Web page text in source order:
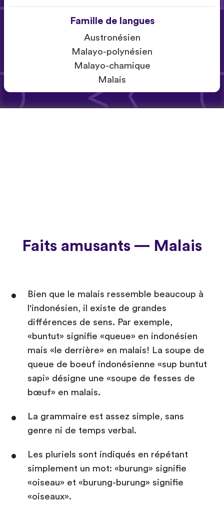
Famille de langues
Austronésien
Malayo-polynésien
Malayo-chamique
Malais
Faits amusants — Malais
Bien que le malais ressemble beaucoup à
l'indonésien, il existe de grandes
différences de sens. Par exemple,
«buntut» signifie «queue» en indonésien
mais «le derrière» en malais! La soupe de
queue de boeuf indonésienne «sup buntut
sapi» désigne une «soupe de fesses de
bœuf» en malais.
La grammaire est assez simple, sans
genre ni de temps verbal.
Les pluriels sont indiqués en répétant
simplement un mot: «burung» signifie
«oiseau» et «burung-burung» signifie
«oiseaux».